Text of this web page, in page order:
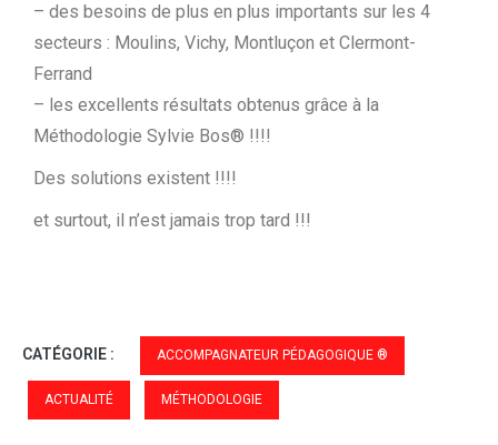
– des besoins de plus en plus importants sur les 4
secteurs : Moulins, Vichy, Montluçon et Clermont-
Ferrand
– les excellents résultats obtenus grâce à la
Méthodologie Sylvie Bos® !!!!
Des solutions existent !!!!
et surtout, il n’est jamais trop tard !!!
CATÉGORIE : ACCOMPAGNATEUR PÉDAGOGIQUE ®
ACTUALITÉ MÉTHODOLOGIE